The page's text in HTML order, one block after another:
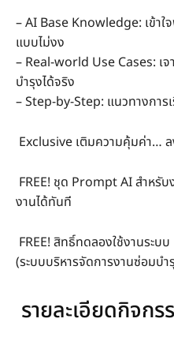
– AI Base Knowledge: เข้าใ
แบบไม่งง
– Real-world Use Cases: เจ
บำรุงได้จริง
– Step-by-Step: แนวทางการ
Exclusive เติมความคุ้มค่า…
FREE! ชุด Prompt AI สำหรั
งานได้ทันที
FREE! สิทธิ์ทดลองใช้งานระ
(ระบบบริหารจัดการงานซ่อมบำ
รายละเอียดกิจก